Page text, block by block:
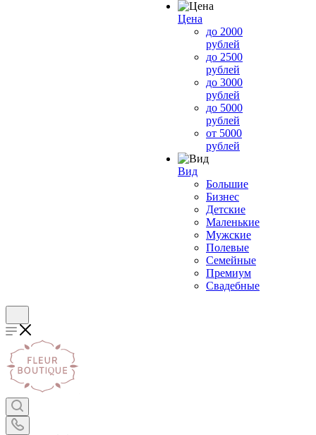
Цена
до 2000
рублей
до 2500
рублей
до 3000
рублей
до 5000
рублей
от 5000
рублей
Вид
Большие
Бизнес
Детские
Маленькие
Мужские
Полевые
Семейные
Премиум
Свадебные